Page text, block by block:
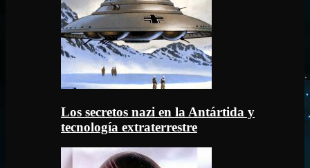
Los secretos nazi en la Antártida y
tecnología extraterrestre